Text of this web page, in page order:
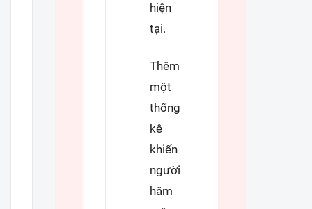
hiện
tại.
Thêm
một
thống
kê
khiến
người
hâm